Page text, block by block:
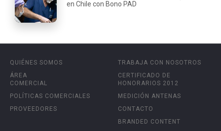
en Chile con Bono PAD
QUIÉNES SOMOS
ÁREA
COMERCIAL
POLÍTICAS COMERCIALES
PROVEEDORES
TRABAJA CON NOSOTROS
CERTIFICADO DE
HONORARIOS 2012
MEDICIÓN ANTENAS
CONTACTO
BRANDED CONTENT